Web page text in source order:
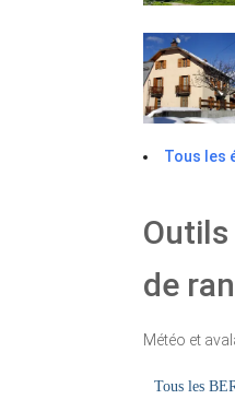
Tous les
de
Météo et
Tous les